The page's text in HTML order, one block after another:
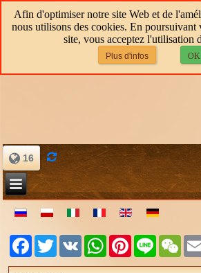
Afin d'optimiser notre site Web et de
nous utilisons des cookies. En poursuivant
site, vous acceptez l'utilisation
Plus d'infos OK
16
Facebook
TwitterVK WhatsApp
Pinterest
Line